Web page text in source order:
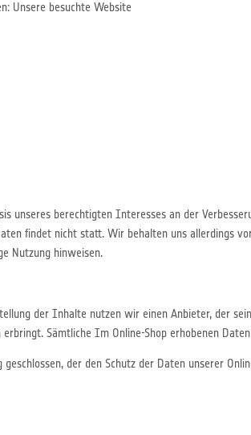
Unsere besuchte Website
unseres berechtigten Interesses an der
findet nicht statt. Wir behalten uns allerdings
Nutzung hinweisen.
der Inhalte nutzen wir einen Anbieter, der
Sämtliche Im Online-Shop erhobenen
der den Schutz der Daten unserer